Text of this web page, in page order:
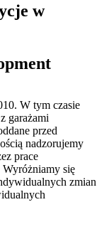
w
W tym czasie
garażami
przed
nadzorujemy
prace
się
zmian